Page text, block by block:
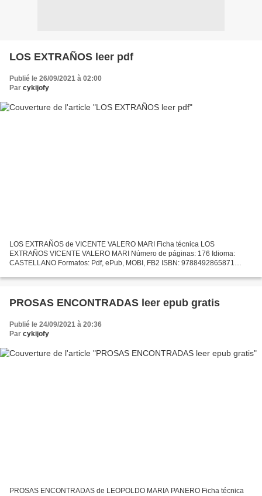
LOS EXTRAÑOS leer pdf
Publié le 26/09/2021 à 02:00
Par cykijofy
LOS EXTRAÑOS de VICENTE VALERO MARI Ficha técnica LOS
EXTRAÑOS VICENTE VALERO MARI Número de páginas: 176 Idioma:
CASTELLANO Formatos: Pdf, ePub, MOBI, FB2 ISBN: 9788492865871
Descargar...
PROSAS ENCONTRADAS leer epub gratis
Publié le 24/09/2021 à 20:36
Par cykijofy
PROSAS ENCONTRADAS de LEOPOLDO MARIA PANERO Ficha técnica